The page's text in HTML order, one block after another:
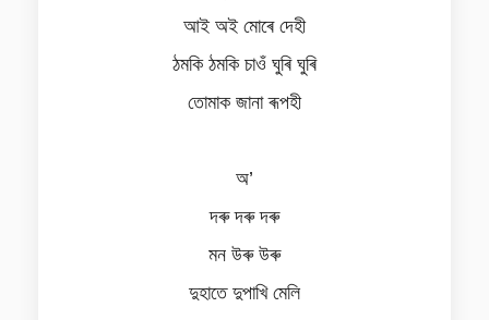
আই অই মোৰে দেহী
ঠমকি ঠমকি চাওঁ ঘুৰি ঘুৰি
তোমাক জানা ৰূপহী
অ’
দৰু দৰু দৰু
মন উৰু উৰু
দুহাতে দুপাখি মেলি